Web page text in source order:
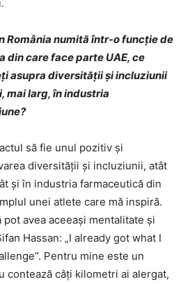
România numită într-o funcţie de
din care face parte UAE, ce
asupra diversităţii şi incluziunii
mai larg, în industria
să fie unul pozitiv şi
diversităţii şi incluziunii, atât
şi în industria farmaceutică din
unei atlete care mă inspiră.
avea aceeaşi mentalitate şi
Hassan: „I already got what I
Pentru mine este un
contează câţi kilometri ai alergat,